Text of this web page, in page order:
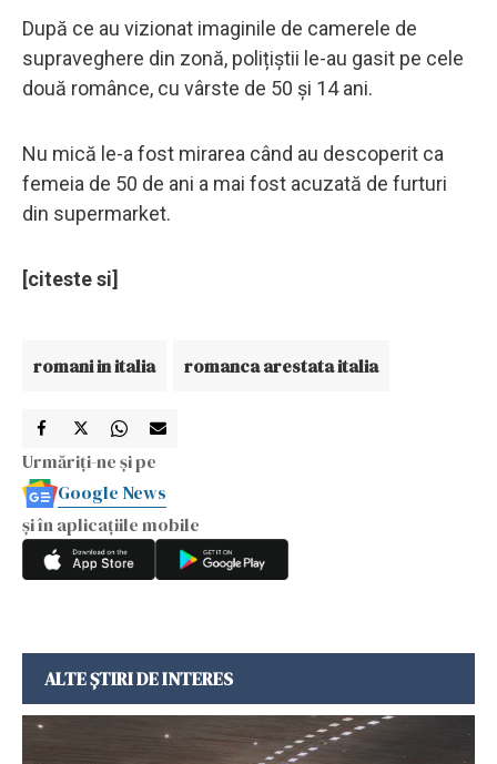
După ce au vizionat imaginile de camerele de
supraveghere din zonă, polițiștii le-au gasit pe cele
două românce, cu vârste de 50 și 14 ani.
Nu mică le-a fost mirarea când au descoperit ca
femeia de 50 de ani a mai fost acuzată de furturi
din supermarket.
[citeste si]
romani in italia romanca arestata italia
Urmăriți-ne și pe
Google News
și în aplicațiile mobile
ALTE ȘTIRI DE INTERES